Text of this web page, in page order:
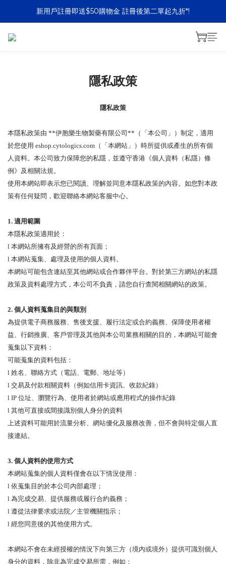
購買額滿港幣800元或以上免運費
新用戶註冊即送$50購物金 註冊後第二單起九折*!
隱私政策
隱私政策
本隱私政策由 **伊胞樂生物製藥有限公司**（「本公司」）制定，適用
於您使用 eshop.cytologics.com（「本網站」）時所提供或產生的所有個
人資料。本公司致力保障您的私隱，並遵守香港《個人資料（私隱）條
例》及相關法規。
使用本網站即表示您已閱讀、理解並同意本隱私政策的內容。如您對本政
策有任何疑問，歡迎聯絡本網站客服中心。
1. 適用範圍
本隱私政策適用於：
l 本網站所擁有及經營的所有頁面；
l 本網站蒐集、處理及使用的個人資料。
本網站可能包含連結至其他網站或合作夥伴平台。對於第三方網站的私隱
政策及資料處理方式，本公司不負責，請您自行查閱相關網站的政策。
2. 個人資料蒐集目的與類別
為提供電子商務服務、售後支援、履行法定或合約義務、保障使用者權
益、行銷推廣、客戶管理及其他與本公司業務相關的目的，本網站可能會
蒐集以下資料：
可能蒐集的資料包括：
l 姓名、聯絡方式（電話、電郵、地址等）
l 交易及付款相關資料（例如信用卡資訊、收款紀錄）
l IP 位址、瀏覽行為、使用者於網站或應用程式的操作紀錄
l 其他可直接或間接識別個人身分的資料
上述資料可能用於流量分析、網站優化及服務改善，但不會與特定個人直
接連結。
3. 個人資料的使用方式
本網站蒐集的個人資料僅會在以下情況使用：
l 依蒐集目的於本公司內部處理；
l 為完成交易、提供服務或履行合約義務；
l 遵從法律要求或法院／主管機關指示；
l 經您同意後的其他使用方式。
本網站不會在未經授權的情況下向第三方（境內或境外）提供可識別個人
身分的資料，除非為完成交易所需，例如：